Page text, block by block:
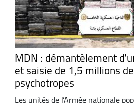
MDN : démantèlement
et saisie de 1,5 millions
psychotropes
Les unités de l’Armée nationale